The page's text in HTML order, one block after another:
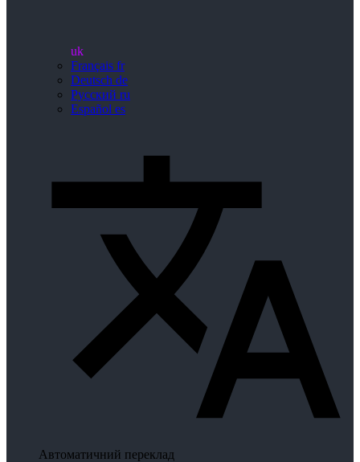
uk
Français fr
Deutsch de
Русский ru
Español es
Автоматичний переклад